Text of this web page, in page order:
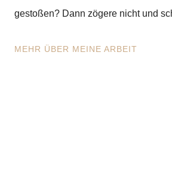
gestoßen? Dann zögere nicht und
MEHR ÜBER MEINE ARBEIT